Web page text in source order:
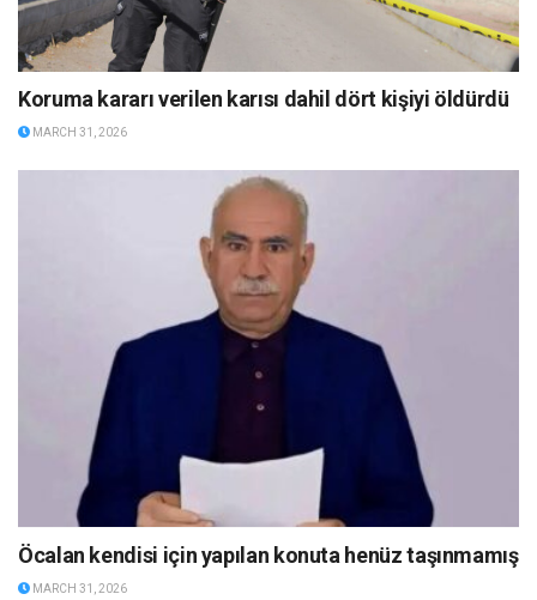
Koruma kararı verilen karısı dahil dört kişiyi öldürdü
MARCH 31, 2026
Öcalan kendisi için yapılan konuta henüz taşınmamış
MARCH 31, 2026